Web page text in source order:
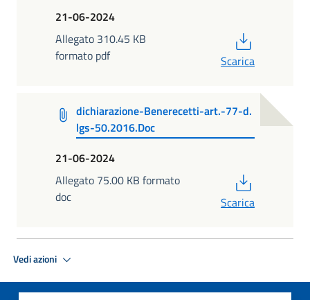
21-06-2024
Allegato 310.45 KB
formato pdf
Scarica
dichiarazione-Benerecetti-art.-77-d.
lgs-50.2016.Doc
21-06-2024
Allegato 75.00 KB formato
doc
Scarica
Vedi azioni